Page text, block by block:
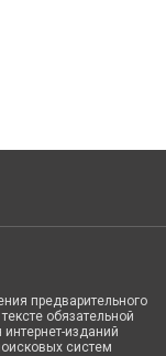
предварительного
обязательной
изданий
систем